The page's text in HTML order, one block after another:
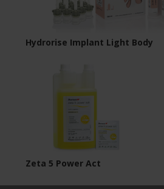
Hydrorise Implant Light Body
Zeta 5 Power Act